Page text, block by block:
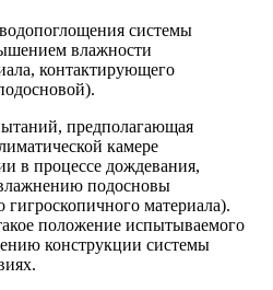
системы
влажности
контактирующего
предполагающая
камере
в процессе дождевания,
подосновы
гигроскопичного материала).
положение испытываемого
конструкции системы